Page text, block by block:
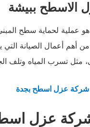
الاسطح ببيشة
عملية لحماية سطح المبنى
أهم أعمال الصيانة التي
مثل تسرب المياه وتلف
شركة عزل اسطح بجدة
عزل